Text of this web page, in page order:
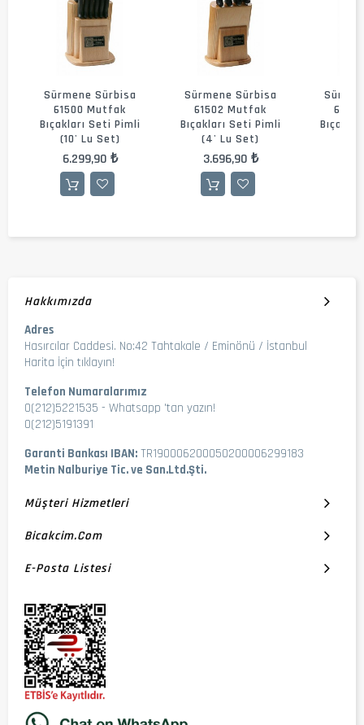
Sürmene Sürbisa
61500 Mutfak
Bıçakları Seti Pimli
(10' Lu Set)
6.299,90 ₺
Sürmene Sürbisa
61502 Mutfak
Bıçakları Seti Pimli
(4' Lu Set)
3.696,90 ₺
Hakkımızda
Adres
Hasırcılar Caddesi. No:42 Tahtakale / Eminönü / İstanbul
Harita İçin tıklayın!
Telefon Numaralarımız
0(212)5221535 - Whatsapp 'tan yazın!
0(212)5191391
Garanti Bankası IBAN: TR190006200050200006299183
Metin Nalburiye Tic. ve San.Ltd.Şti.
Müşteri Hizmetleri
Bicakcim.com
E-Posta Listesi